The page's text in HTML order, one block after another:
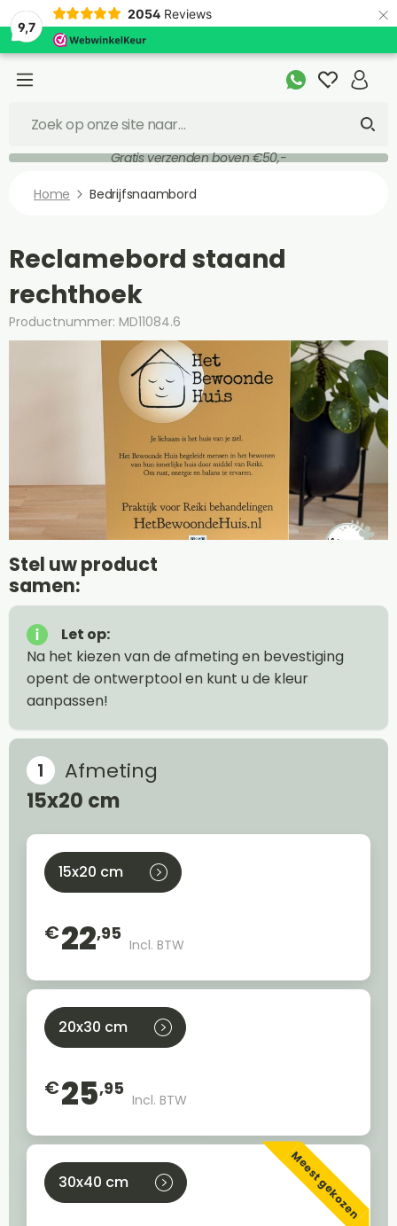
9,7
2054 Reviews ×
Gratis verzenden boven €50,-
Home Bedrijfsnaambord
Reclamebord staand
rechthoek
Productnummer: MD11084.6
Stel uw product
samen:
Let op:
Na het kiezen van de afmeting en bevestiging
opent de ontwerptool en kunt u de kleur
aanpassen!
Afmeting
15x20 cm
15x20 cm
€22,95
Incl. BTW
20x30 cm
€25,95
Incl. BTW
Meest gekozen
30x40 cm